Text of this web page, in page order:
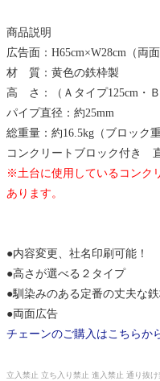
商品説明
広告面：H65cm×W28cm（両面
材 質：黄色の鉄枠製
高 さ：（Ａタイプ125cm・Ｂ
パイプ直径：約25mm
総重量：約16.5kg（ブロック
コンクリートブロック付き
※土台に使用しているコンク
あります。
●内容変更、社名印刷可能！
●高さが選べる２タイプ
●馴染みのある定番の丈夫な
●両面広告
チェーンのご購入はこちらか
立入禁止 立ち入り禁止 進入禁止 通り抜